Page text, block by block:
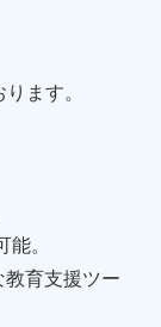
ます。
。
教育支援ツー